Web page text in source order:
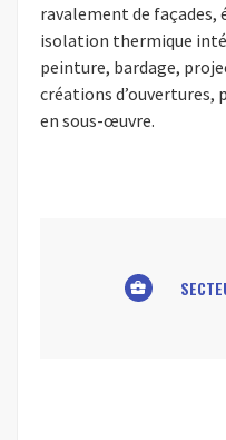
ravalement de
isolation thermique
peinture, bardage,
créations d’ouvertures,
en sous-œuvre.
business_center